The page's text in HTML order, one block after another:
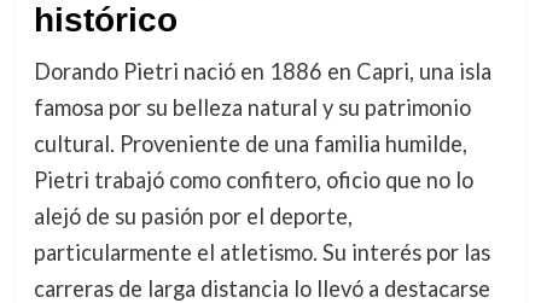
histórico
Dorando Pietri nació en 1886 en Capri, una isla
famosa por su belleza natural y su patrimonio
cultural. Proveniente de una familia humilde,
Pietri trabajó como confitero, oficio que no lo
alejó de su pasión por el deporte,
particularmente el atletismo. Su interés por las
carreras de larga distancia lo llevó a destacarse